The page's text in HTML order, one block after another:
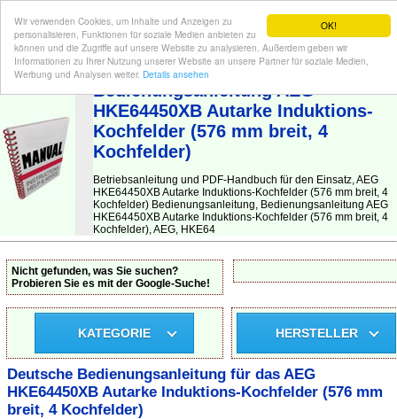
OK!
Wir verwenden Cookies, um Inhalte und Anzeigen zu
personalisieren, Funktionen für soziale Medien anbieten zu
können und die Zugriffe auf unsere Website zu analysieren. Außerdem geben wir
Informationen zu Ihrer Nutzung unserer Website an unsere Partner für soziale Medien,
Werbung und Analysen weiter. Details ansehen
BEDIENUNGSANLEITUNG| Hier finden Sie die deutsche Anleitung!
Bedienungsanleitung AEG
HKE64450XB Autarke Induktions-
Kochfelder (576 mm breit, 4
Kochfelder)
Betriebsanleitung und PDF-Handbuch für den Einsatz, AEG
HKE64450XB Autarke Induktions-Kochfelder (576 mm breit, 4
Kochfelder) Bedienungsanleitung, Bedienungsanleitung AEG
HKE64450XB Autarke Induktions-Kochfelder (576 mm breit, 4
Kochfelder), AEG, HKE64
Nicht gefunden, was Sie suchen?
Probieren Sie es mit der Google-Suche!
KATEGORIE HERSTELLER
Deutsche Bedienungsanleitung für das AEG
HKE64450XB Autarke Induktions-Kochfelder (576 mm
breit, 4 Kochfelder)